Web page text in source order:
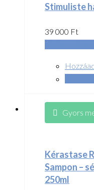
Stimuliste
39 000 Ft
Gyors
Kérastase
Sampon –
250ml